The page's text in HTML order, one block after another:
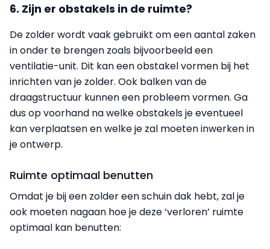
6. Zijn er obstakels in de ruimte?
De zolder wordt vaak gebruikt om een aantal zaken
in onder te brengen zoals bijvoorbeeld een
ventilatie-unit. Dit kan een obstakel vormen bij het
inrichten van je zolder. Ook balken van de
draagstructuur kunnen een probleem vormen. Ga
dus op voorhand na welke obstakels je eventueel
kan verplaatsen en welke je zal moeten inwerken in
je ontwerp.
Ruimte optimaal benutten
Omdat je bij een zolder een schuin dak hebt, zal je
ook moeten nagaan hoe je deze ‘verloren’ ruimte
optimaal kan benutten: